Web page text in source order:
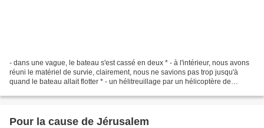
- dans une vague, le bateau s'est cassé en deux * - à l'intérieur, nous avons
réuni le matériel de survie, clairement, nous ne savions pas trop jusqu'à
quand le bateau allait flotter * - un hélitreuillage par un hélicoptère de
Pour la cause de Jérusalem